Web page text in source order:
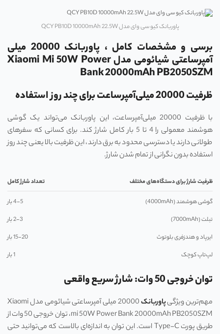
پاوربانک کیو سی وای مدل QCY PB10D 10000mAh 22.5W
برسی و مشخصات کامل ، پاوربانک 20000 میلی
آمپرساعتی شیائومی مدل Xiaomi Mi 50W Power
Bank 20000mAh PB2050SZM
ظرفیت 20000 میلی‌آمپرساعت برای چند روز استفاده
با ظرفیت 20000 میلی‌آمپرساعت، این پاوربانک می‌تواند یک گوشی
هوشمند معمولی را 4 تا 5 بار کامل شارژ کند. برای کسانی که سفرهای
طولانی دارند یا دسترسی محدود به برق دارند، این ظرفیت بالا یعنی چند روز
استفاده بدون نگرانی از تمام شدن شارژ.
ظرفیت شارژ برای دستگاه‌های مختلف تعداد شارژ کامل
گوشی هوشمند (4000mAh)
4-5 بار
تبلت (7000mAh)
2-3 بار
ایرپاد و هندزفری بلوتوث
15-20 بار
لپ‌تاپ کوچک
1 بار
توان خروجی 50 وات: شارژ سریع واقعی
مهم‌ترین ویژگیپاوربانک
20000 میلی آمپرساعتی شیائومی مدل Xiaomi
mi 50W Power Bank 20000mAh PB2050SZM، توان خروجی 50 وات از
طریق پورت Type-C است. این توان به اندازه‌ای بالاست که می‌توانید حتی